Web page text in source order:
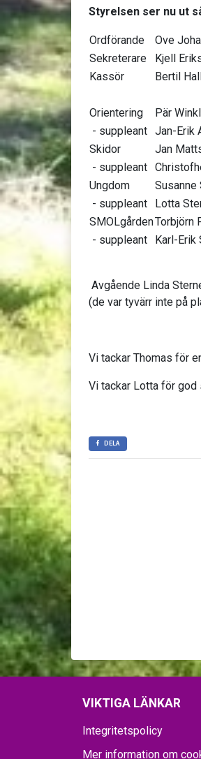
Styrelsen ser nu ut
Ordförande
Ove
Sekreterare
Kjell
Kassör
Bertil
Orientering
Pär
- suppleant Jan-Erik
Skidor
Jan
- suppleant
Ungdom
Susanne
- suppleant
Lotta
SMOLgårdenTorbjörn
- suppleant
Karl-Erik
Avgående Linda
(de var tyvärr inte på
Vi tackar Thomas för
Vi tackar Lotta för
DELA
VIKTIGA LÄNKAR
Integritetspolicy
Mer information om